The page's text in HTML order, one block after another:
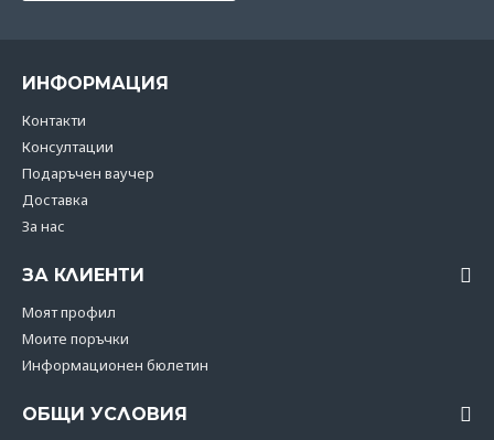
ИНФОРМАЦИЯ
Контакти
Консултации
Подаръчен ваучер
Доставка
За нас
ЗА КЛИЕНТИ
Моят профил
Моите поръчки
Информационен бюлетин
ОБЩИ УСЛОВИЯ